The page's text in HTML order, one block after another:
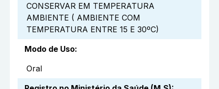
CONSERVAR EM TEMPERATURA
AMBIENTE ( AMBIENTE COM
TEMPERATURA ENTRE 15 E 30ºC)
Modo de Uso:
Oral